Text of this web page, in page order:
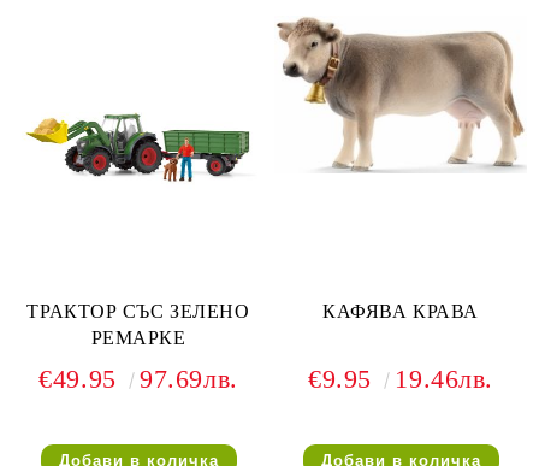
ТРАКТОР СЪС ЗЕЛЕНО
РЕМАРКЕ
€49.95 97.69лв.
КАФЯВА КРАВА
€9.95 19.46лв.